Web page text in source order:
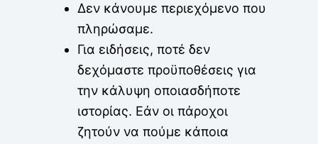
Δεν κάνουμε περιεχόμενο που
πληρώσαμε.
Για ειδήσεις, ποτέ δεν
δεχόμαστε προϋποθέσεις για
την κάλυψη οποιασδήποτε
ιστορίας. Εάν οι πάροχοι
ζητούν να πούμε κάποια